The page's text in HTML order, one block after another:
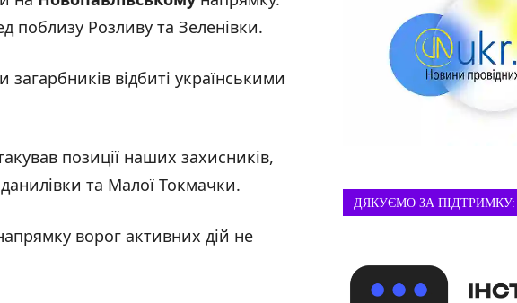
поблизу Розливу та Зеленівки.
відбиті українськими
позиції наших захисників,
та Малої Токмачки.
ворог активних дій не
ДЯКУЄМО ЗА ПІДТРИМКУ: